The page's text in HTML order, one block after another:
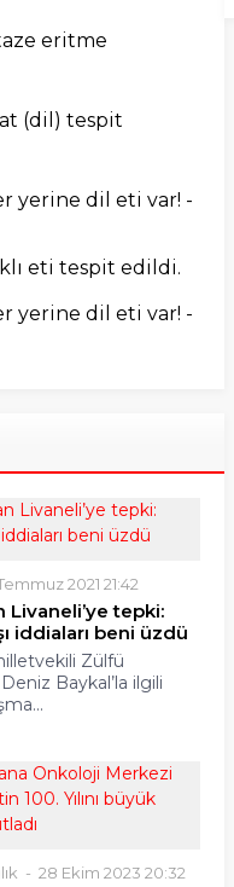
eritme
(dil) tespit
eti tespit edildi.
2021 21:42
Livaneli’ye tepki:
iddiaları beni üzdü
Zülfü
Baykal’la ilgili
28 Ekim 2023 20:32